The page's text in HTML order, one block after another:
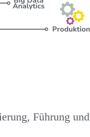
Führung und